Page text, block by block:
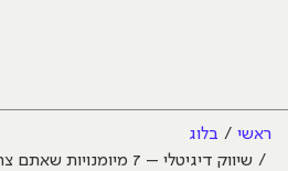
ראשי
בלוג
שיווק דיגיטלי – 7